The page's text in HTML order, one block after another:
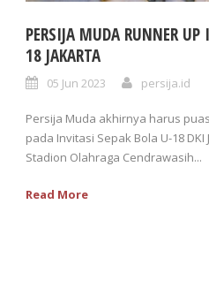
PERSIJA MUDA RUNNER
18 JAKARTA
05 Jun 2023 persija.id
Persija Muda akhirnya harus
pada Invitasi Sepak Bola U-18
Stadion Olahraga Cendrawasih...
Read More